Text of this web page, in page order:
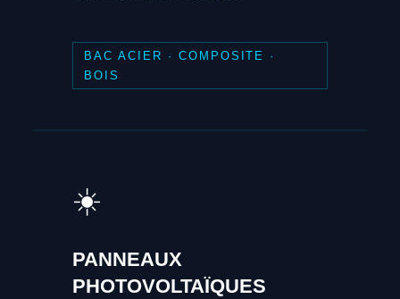
BAC ACIER · COMPOSITE ·
BOIS
☀️
PANNEAUX
PHOTOVOLTAÏQUES